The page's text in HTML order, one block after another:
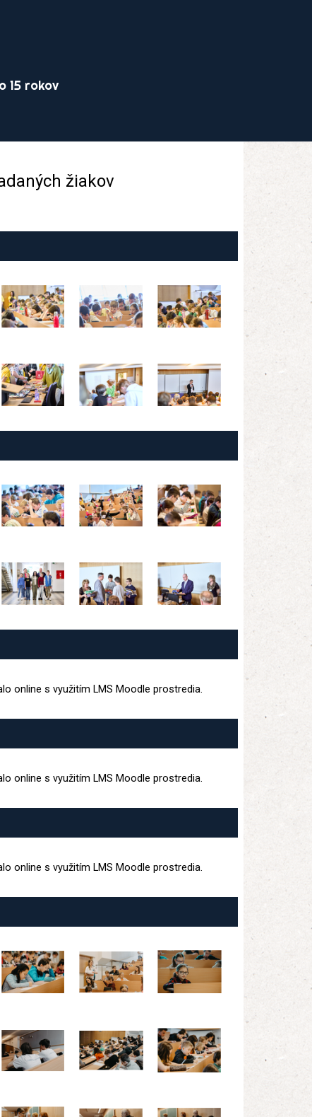
15 rokov
žiakov
online s využitím LMS Moodle prostredia.
online s využitím LMS Moodle prostredia.
online s využitím LMS Moodle prostredia.